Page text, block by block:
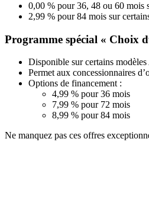
0,00 % pour 36, 48 ou 60 mois
2,99 % pour 84 mois sur
Programme spécial « Choix
Disponible sur certains
Permet aux concessionnaires
Options de financement :
4,99 % pour 36 mois
7,99 % pour 72 mois
8,99 % pour 84 mois
Ne manquez pas ces offres